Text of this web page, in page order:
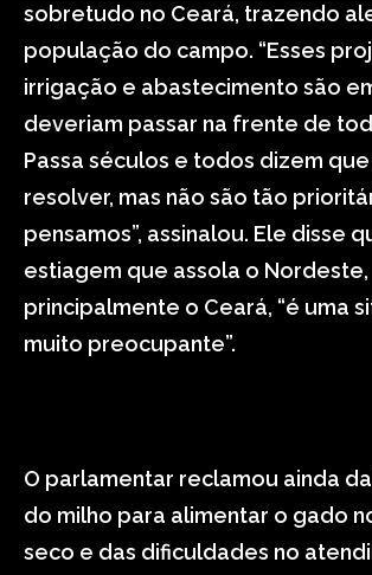
sobretudo no Ceará, trazendo
população do campo. “Esses
irrigação e abastecimento são
deveriam passar na frente de
Passa séculos e todos dizem
resolver, mas não são tão
pensamos”, assinalou. Ele disse
estiagem que assola o Nordeste,
principalmente o Ceará, “é uma
muito preocupante”.
O parlamentar reclamou ainda
do milho para alimentar o gado
seco e das dificuldades no